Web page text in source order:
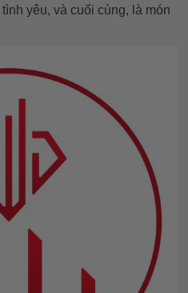
yêu, và cuối cùng, là món